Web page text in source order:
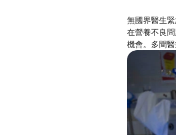
無國界醫生
在營養不良
機會。多間